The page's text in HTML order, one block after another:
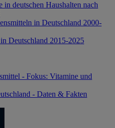
in deutschen Haushalten nach
in Deutschland 2000-
Deutschland 2015-2025
- Fokus: Vitamine und
- Daten & Fakten